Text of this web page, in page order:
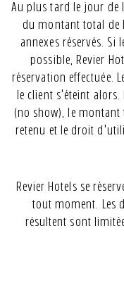
Au plus tard le jour de
du montant total de
annexes réservés. Si
possible, Revier
réservation effectuée.
le client s'éteint
(no show), le montant
retenu et le droit
Revier Hotels se
tout moment. Les
résultent sont